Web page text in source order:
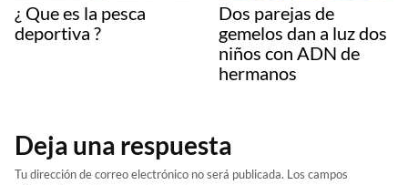
¿ Que es la pesca
deportiva ?
Dos parejas de
gemelos dan a luz dos
niños con ADN de
hermanos
Deja una respuesta
Tu dirección de correo electrónico no será publicada. Los campos